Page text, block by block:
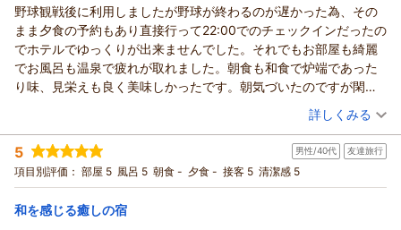
量の塩素が安定的に保たれますよう管理しておりますが、皆様
に安心してお寛ぎいただけますよう、より綿密な管理とおもて
なしの向上に努めてまいります。
最後になりますが、この度は当館にご宿泊を賜り、誠にありが
とうございました。
再びklhlo217様にお会いできますことを愉しみに、心よりお待
ONSEN RYOKAN 由縁 札幌 宿泊マネージャー
（返信日：2026/06/07）
ONSEN RYOKAN 由縁 札幌からの返信
ほっしー様
開業より永らく、当旅館をご愛顧くださいまして誠にありがと
うございます。
また、立地ならびに当館の雰囲気につきましてお褒めのお言葉
を頂戴し、従業員一同大変嬉しく拝読いたしました。
ほっしー様からお寄せいただきました「また利用したい」との
お言葉に恥じぬよう、従業員一同より一層邁進して参る所存で
ございます。
改めまして、この度はお忙しい中大変貴重なお言葉をお寄せい
ただき、誠にありがとうございます。またお目にかかれます日
野球観戦後に利用しましたが野球が終わるのが遅かった為、その
まま夕食の予約もあり直接行って22:00でのチェックインだったの
でホテルでゆっくりが出来ませんでした。それでもお部屋も綺麗
でお風呂も温泉で疲れが取れました。朝食も和食で炉端であった
り味、見栄えも良く美味しかったです。朝気づいたのですが閑静
（投稿日：2026/06/01）
宿泊時期： 2026年05月宿泊 (家族旅行)
投稿者： まーさん
宿泊プラン： じゃらん限定【スタンダード】由縁札幌朝食付プラン/北海道旬
食材をまるごとこだわり【和御膳】◇朝食付き
その他 朝のみ
宿泊価格帯： 24,001～25,000円(大人一人あたり/税込)
詳しくみる
5 男性/40代 友達旅行
項目別評価： 部屋 5 風呂 5 朝食 - 夕食 - 接客 5 清潔感 5
和を感じる癒しの宿